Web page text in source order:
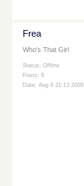
Frea
Who's That Girl
Status: Offline
Posts: 6
Date: Aug 8 21:13 2009